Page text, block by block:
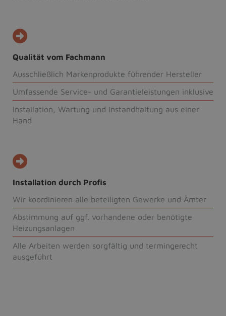
Qualität vom Fachmann
Ausschließlich Markenprodukte führender Hersteller
Umfassende Service- und Garantieleistungen inklusive
Installation, Wartung und Instandhaltung aus einer
Hand
Installation durch Profis
Wir koordinieren alle beteiligten Gewerke und Ämter
Abstimmung auf ggf. vorhandene oder benötigte
Heizungsanlagen
Alle Arbeiten werden sorgfältig und termingerecht
ausgeführt